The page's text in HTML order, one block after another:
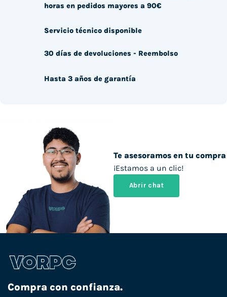
Te asesoramos en tu compra
¡Estamos a un clic!
Abrir chat
horas en pedidos mayores a 90€
Servicio técnico disponible
30 días de devoluciones - Reembolso
Hasta 3 años de garantía
Compra con confianza.